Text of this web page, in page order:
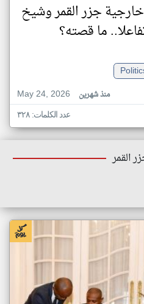
خارجية جزر القمر وشيخ
ما قصته؟
May 24, 2026
منذ شهرين
عدد الكلمات: ٣٢٨
القمر